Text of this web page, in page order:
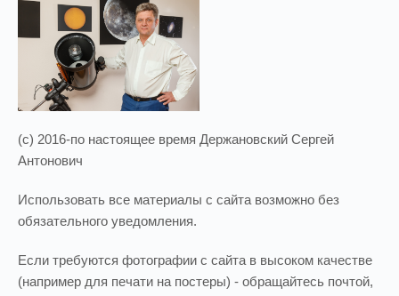
(c) 2016-по настоящее время Держановский Сергей
Антонович
Использовать все материалы с сайта возможно без
обязательного уведомления.
Если требуются фотографии с сайта в высоком качестве
(например для печати на постеры) - обращайтесь почтой,